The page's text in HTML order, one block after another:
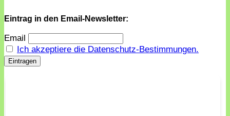
Eintrag in den Email-Newsletter:
Email
Ich akzeptiere die Datenschutz-Bestimmungen.